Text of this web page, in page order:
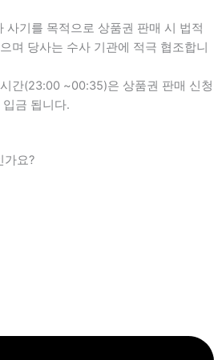
사기를 목적으로 상품권 판매 시 법적
며 당사는 수사 기관에 적극 협조합니
간(23:00 ~00:35)은 상품권 판매 신청
금 됩니다.
가요?